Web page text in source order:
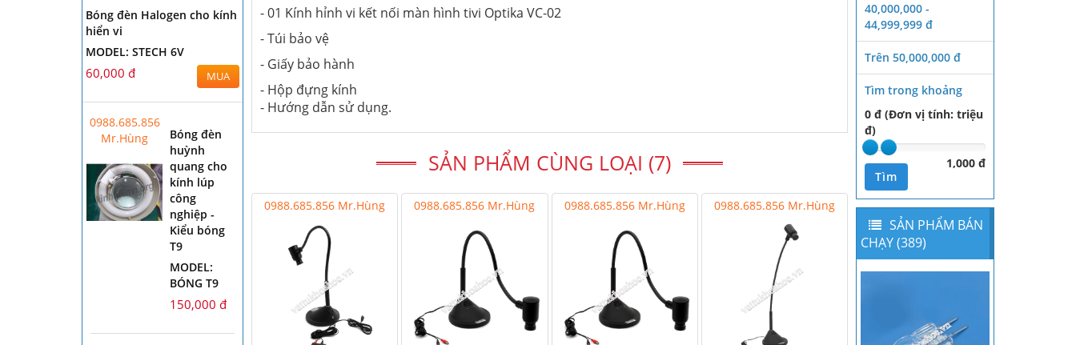
- 01 Kính hỉnh vi kết nối màn hình tivi Optika VC-02
- Túi bảo vệ
- Giấy bảo hành
- Hộp đựng kính
- Hướng dẫn sử dụng.
SẢN PHẨM CÙNG LOẠI (7)
0988.685.856 Mr.Hùng 0988.685.856 Mr.Hùng 0988.685.856 Mr.Hùng 0988.685.856 Mr.Hùng
Bóng đèn Halogen cho kính
hiển vi
MODEL: STECH 6V
60,000 đ MUA
0988.685.856
Mr.Hùng
Bóng đèn
huỳnh
quang cho
kính lúp
công
nghiệp -
Kiểu bóng
T9
MODEL:
BÓNG T9
150,000 đ
40,000,000 -
44,999,999 đ
Trên 50,000,000 đ
Tìm trong khoảng
0 đ (Đơn vị tính: triệu
đ)
1,000 đ
Tìm
SẢN PHẨM BÁN
CHẠY (389)